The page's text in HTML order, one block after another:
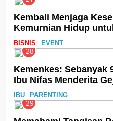
Kembali Menjaga
Kemurnian Hidup
BISNIS EVENT
28
Kemenkes: Sebanyak
Ibu Nifas Menderita
IBU PARENTING
29